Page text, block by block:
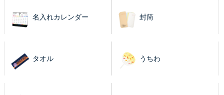
名入れカレンダー 封筒
タオル うちわ